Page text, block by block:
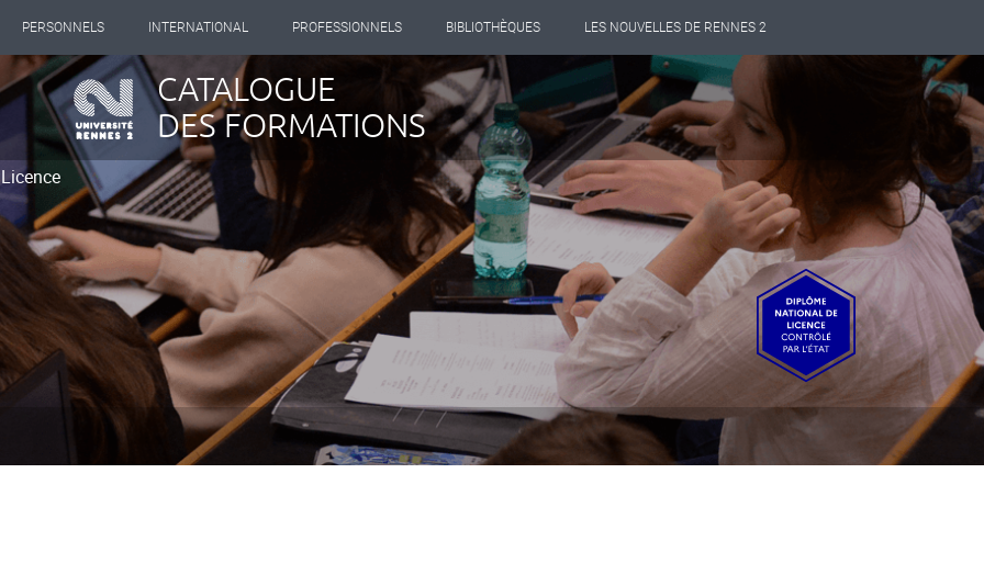
PERSONNELS INTERNATIONAL PROFESSIONNELS BIBLIOTHÈQUES LES NOUVELLES DE RENNES 2
CATALOGUE
DES FORMATIONS